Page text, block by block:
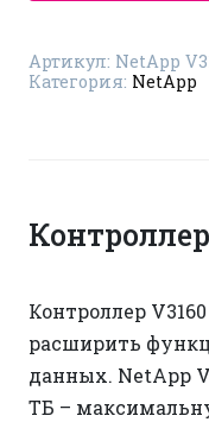
Артикул: NetApp
Категория: NetApp
Контроллер
расширить
данных. NetApp
ТБ –